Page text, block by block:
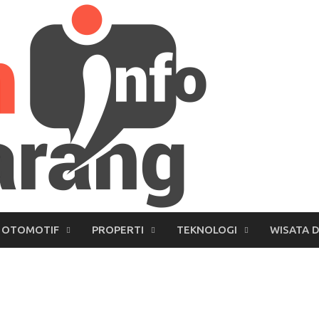
OTOMOTIF PROPERTI TEKNOLOGI WISATA